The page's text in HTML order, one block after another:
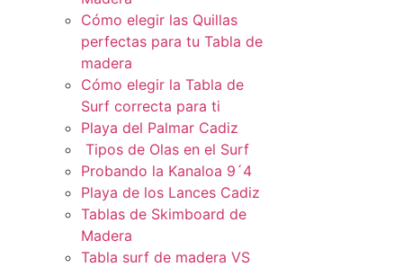
Cómo elegir las Quillas
perfectas para tu Tabla de
madera
Cómo elegir la Tabla de
Surf correcta para ti
Playa del Palmar Cadiz
Tipos de Olas en el Surf
Probando la Kanaloa 9´4
Playa de los Lances Cadiz
Tablas de Skimboard de
Madera
Tabla surf de madera VS